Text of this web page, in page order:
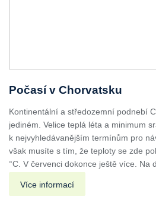
Počasí v Chorvatsku
Kontinentální a středozemní podnebí
jediném. Velice teplá léta a minimum
k nejvyhledávanějším termínům pro
však musíte s tím, že teploty se zde
°C. V červenci dokonce ještě více. Na
Více informací